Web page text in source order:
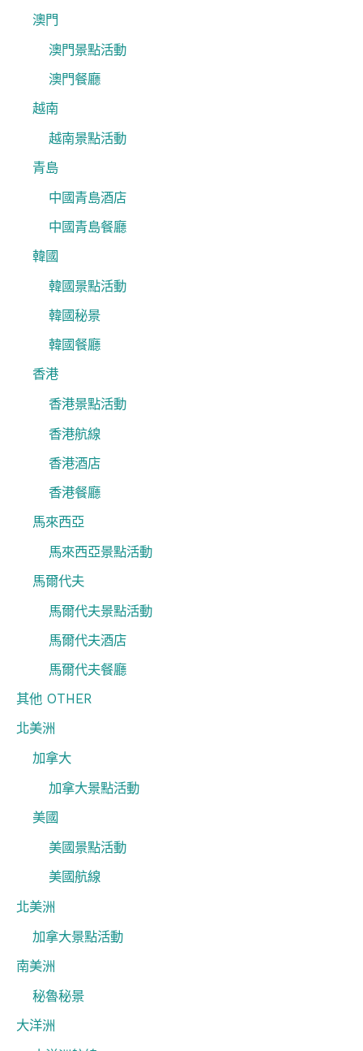
澳門
澳門景點活動
澳門餐廳
越南
越南景點活動
青島
中國青島酒店
中國青島餐廳
韓國
韓國景點活動
韓國秘景
韓國餐廳
香港
香港景點活動
香港航線
香港酒店
香港餐廳
馬來西亞
馬來西亞景點活動
馬爾代夫
馬爾代夫景點活動
馬爾代夫酒店
馬爾代夫餐廳
其他 OTHER
北美洲
加拿大
加拿大景點活動
美國
美國景點活動
美國航線
北美洲
加拿大景點活動
南美洲
秘魯秘景
大洋洲